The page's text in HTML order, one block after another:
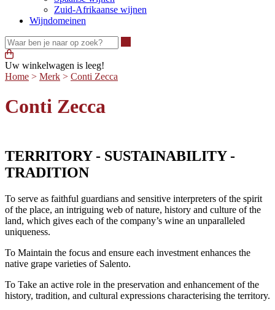
Zuid-Afrikaanse wijnen
Wijndomeinen
Uw winkelwagen is leeg!
Home > Merk > Conti Zecca
Conti Zecca
TERRITORY - SUSTAINABILITY -
TRADITION
To serve as faithful guardians and sensitive interpreters of the spirit
of the place, an intriguing web of nature, history and culture of the
land, which gives each of the company’s wine an unparalleled
uniqueness.
To Maintain the focus and ensure each investment enhances the
native grape varieties of Salento.
To Take an active role in the preservation and enhancement of the
history, tradition, and cultural expressions characterising the territory.